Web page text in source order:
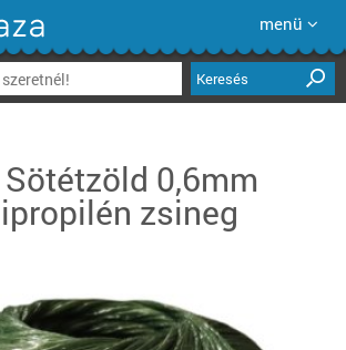
menü
Keresés
Sötétzöld 0,6mm
zsineg